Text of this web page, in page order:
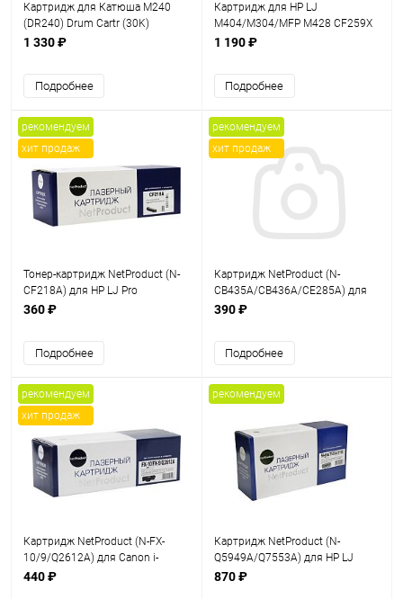
Картридж для Катюша M240
(DR240) Drum Cartr (30K)
UNITON Premium
1 330 ₽
Подробнее
Картридж для HP LJ
M404/M304/MFP M428 CF259X
(10K) UNITON Premium
1 190 ₽
Подробнее
рекомендуем
хит продаж
Тонер-картридж NetProduct (N-
CF218A) для HP LJ Pro
M104/MFP M132, 1,4K, с чипом
360 ₽
Подробнее
рекомендуем
хит продаж
Картридж NetProduct (N-
CB435A/CB436A/CE285A) для
HP LJ P1005/P1505/Canon 725,
390 ₽
Подробнее
рекомендуем
хит продаж
Картридж NetProduct (N-FX-
10/9/Q2612A) для Canon i-
Sensys
440 ₽
рекомендуем
Картридж NetProduct (N-
Q5949A/Q7553A) для HP LJ
1160/1320/P2015/Canon 715,
870 ₽